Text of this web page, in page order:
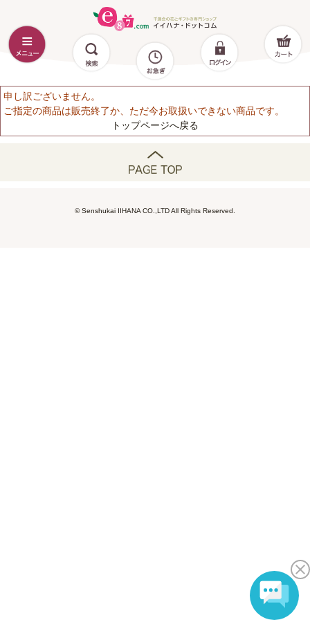
申し訳ございません。
ご指定の商品は販売終了か、ただ今お取扱いできない商品です。
トップページへ戻る
© Senshukai IIHANA CO.,LTD All Rights Reserved.